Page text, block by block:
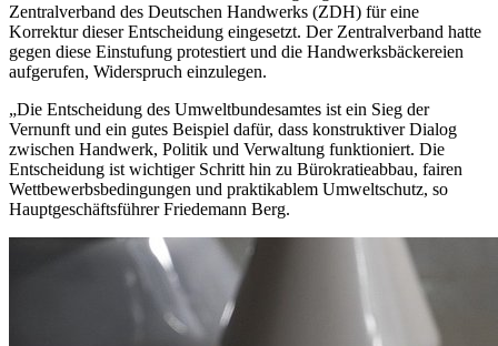
Zentralverband des Deutschen Handwerks (ZDH) für eine
Korrektur dieser Entscheidung eingesetzt. Der Zentralverband hatte
gegen diese Einstufung protestiert und die Handwerksbäckereien
aufgerufen, Widerspruch einzulegen.
„Die Entscheidung des Umweltbundesamtes ist ein Sieg der
Vernunft und ein gutes Beispiel dafür, dass konstruktiver Dialog
zwischen Handwerk, Politik und Verwaltung funktioniert. Die
Entscheidung ist wichtiger Schritt hin zu Bürokratieabbau, fairen
Wettbewerbsbedingungen und praktikablem Umweltschutz, so
Hauptgeschäftsführer Friedemann Berg.